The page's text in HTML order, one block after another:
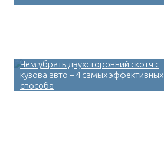
Чем убрать двухсторонний скотч с
кузова авто – 4 самых эффективных
способа